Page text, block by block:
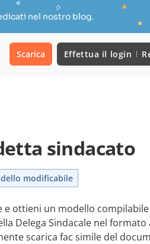
nel nostro blog.
Scarica Effettua il login
sindacato
modificabile
e ottieni un modello
Delega Sindacale nel formato
scarica fac simile del